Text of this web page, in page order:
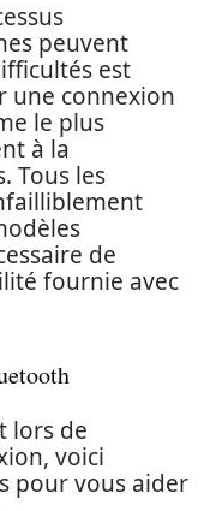
peuvent
est
une connexion
le plus
à la
Tous les
de
fournie avec
lors de
voici
pour vous aider